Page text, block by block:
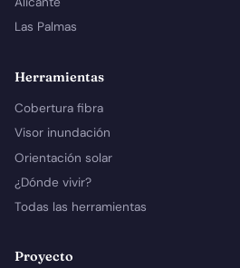
Las Palmas
Herramientas
Cobertura fibra
Visor inundación
Orientación solar
¿Dónde vivir?
Todas las herramientas
Proyecto